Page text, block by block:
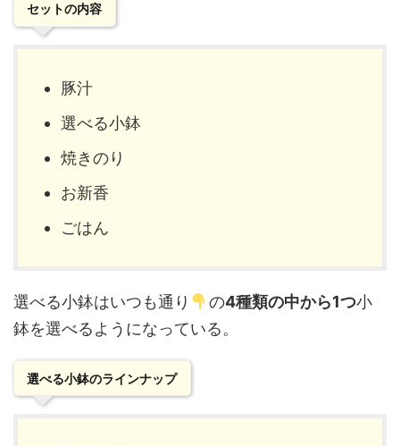
セットの内容
豚汁
選べる小鉢
焼きのり
お新香
ごはん
選べる小鉢はいつも通り の4種類の中から1つ小
鉢を選べるようになっている。
選べる小鉢のラインナップ